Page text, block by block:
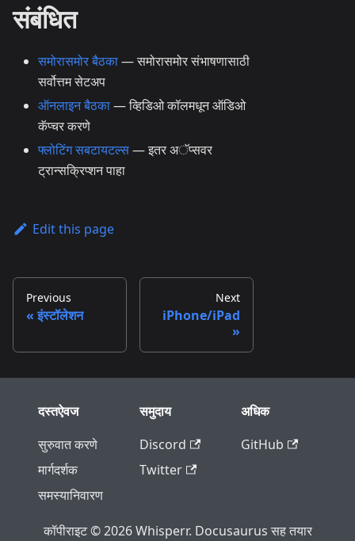
संबंधित
समोरासमोर बैठका— समोरासमोर संभाषणासाठी
सर्वोत्तम सेटअप
ऑनलाइन बैठका— व्हिडिओ कॉलमधून ऑडिओ
कॅप्चर करणे
फ्लोटिंग सबटायटल्स— इतर अॅप्सवर
ट्रान्सक्रिप्शन पाहा
Edit this page
Previous
इंस्टॉलेशन
Next
iPhone/iPad
दस्तऐवज
सुरुवात करणे
मार्गदर्शक
समस्यानिवारण
समुदाय
Discord
Twitter
अधिक
GitHub
कॉपीराइट © 2026 Whisperr. Docusaurus सह तयार